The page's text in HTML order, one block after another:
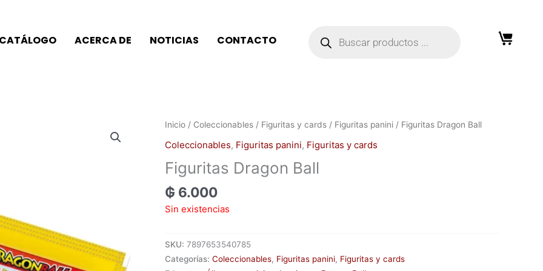
CATÁLOGO ACERCA DE NOTICIAS CONTACTO
productos
Inicio / Coleccionables / Figuritas y cards / Figuritas panini / Figuritas Dragon Ball
Coleccionables, Figuritas panini, Figuritas y cards
Figuritas Dragon Ball
₲ 6.000
Sin existencias
SKU: 7897653540785
Categorías: Coleccionables, Figuritas panini, Figuritas y cards